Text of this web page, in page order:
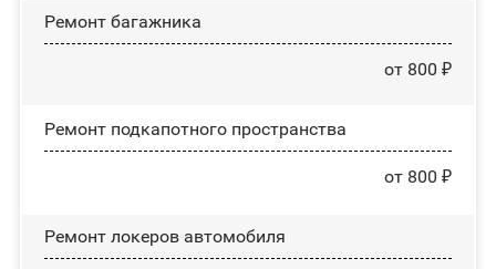
Ремонт багажника
от 800 ₽
Ремонт подкапотного пространства
от 800 ₽
Ремонт лoĸepoв автомобиля